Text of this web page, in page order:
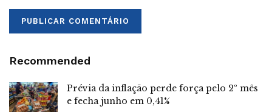
Recommended
Prévia da inflação perde força pelo 2º mês
e fecha junho em 0,41%